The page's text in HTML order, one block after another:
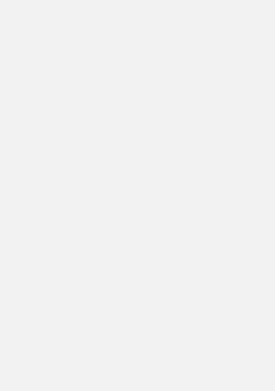
Kein Problem mit dem
erhalten Sie regelmäßig von uns
und Neuigkeiten, gebündelt und
Postfach.
Newsletter bin ich damit einverstanden, über
und Online-Angebote
& Co. KG
jederzeit widerrufen und eine Abmeldung ist